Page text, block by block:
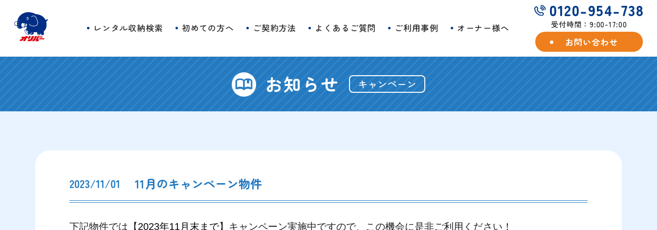
レンタル収納検索 初めての方へ ご契約方法 よくあるご質問 ご利用事例 オーナー様へ
0120-954-738
受付時間：9:00-17:00
お問い合わせ
お知らせ キャンペーン
2023/11/01 11月のキャンペーン物件
下記物件では【2023年11月末まで】キャンペーン実施中ですので、 この機会に是非ご利用ください！